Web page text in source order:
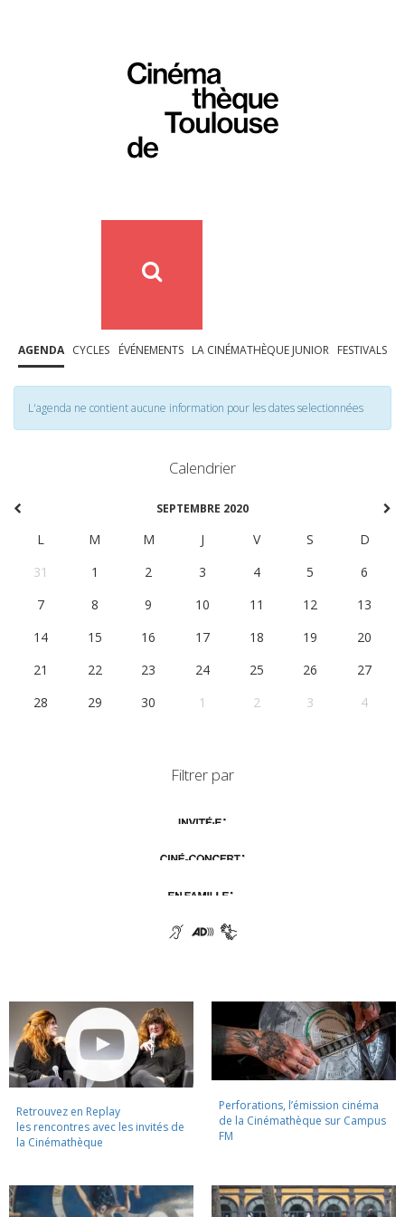
AGENDA CYCLES ÉVÉNEMENTS LA CINÉMATHÈQUE JUNIOR FESTIVALS
L'agenda ne contient aucune information pour les dates selectionnées
Calendrier
SEPTEMBRE 2020
L M M J V S
D
31
1 2 3 4 5
6
7
8 9 10 11 12
13
14
15 16 17 18 19
20
21
22 23 24 25 26
27
28
29 30 1 2 3 4
Filtrer par
Retrouvez en Replay
les rencontres avec les invités de
la Cinémathèque
Perforations, l’émission cinéma
de la Cinémathèque sur Campus
FM